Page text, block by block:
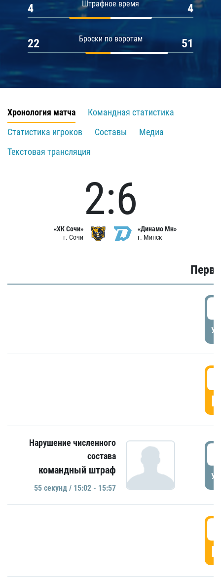
Штрафное время
4 4
Броски по воротам
22 51
Хронология матча
Командная статистика
Статистика игроков
Составы
Медиа
Текстовая трансляция
«ХК Сочи»
г. Сочи
2:6
«Динамо Мн»
г. Минск
Нарушение численного
состава
командный штраф
55 секунд / 15:02 - 15:57